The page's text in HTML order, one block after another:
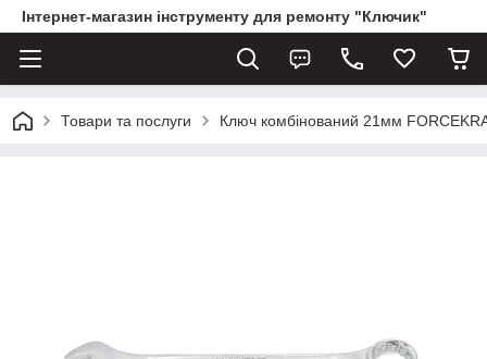
Інтернет-магазин інструменту для ремонту "Ключик"
Товари та послуги Ключ комбінований 21мм